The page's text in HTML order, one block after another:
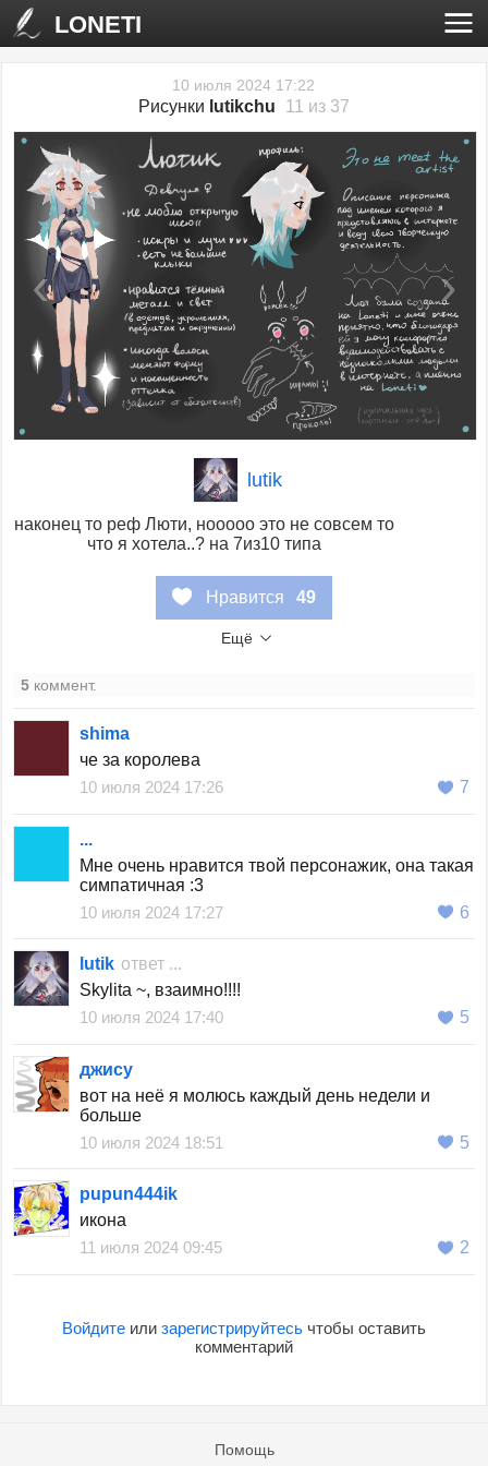
LONETI
10 июля 2024 17:22
Рисунки lutikchu 11 из 37
‹ ›
lutik
наконец то реф Люти, нооооо это не совсем то
что я хотела..? на 7из10 типа
Нравится 49
Ещё
5 коммент.
shima
че за королева
10 июля 2024 17:26
7
...
Мне очень нравится твой персонажик, она такая
симпатичная :3
10 июля 2024 17:27
6
lutik ответ ...
Skylita ~, взаимно!!!!
10 июля 2024 17:40
5
джису
вот на неё я молюсь каждый день недели и
больше
10 июля 2024 18:51
5
pupun444ik
икона
11 июля 2024 09:45
2
Войдитеили зарегистрируйтесьчтобы оставить
комментарий
Помощь